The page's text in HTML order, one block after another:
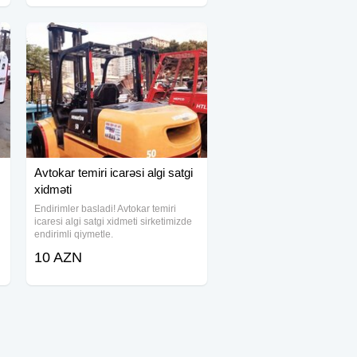
250-350 ədəd/saat Preslənən kipin
Avtokar temiri icarəsi algi satgi
xidməti
Endirimler basladi! Avtokar temiri
icaresi algi satgi xidmeti sirketimizde
endirimli qiymetle.
10 AZN